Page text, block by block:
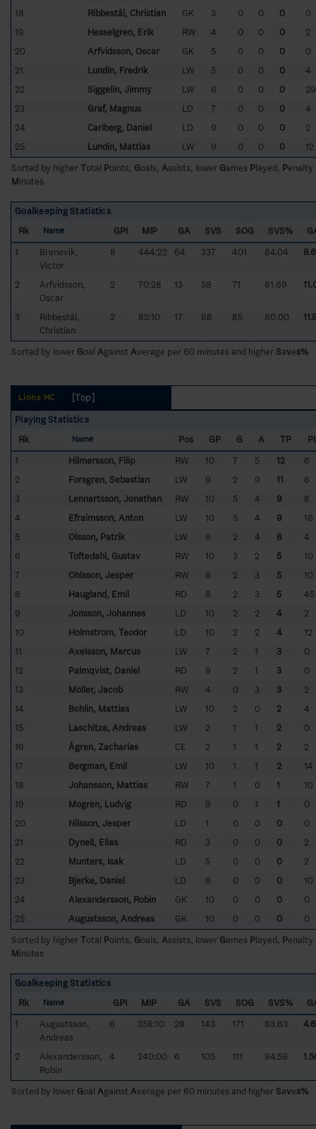
18
Ribbestål, Christian GK 3 0 0 0
0
19
Hesselgren, Erik RW 4 0 0 0
2
20
Arfvidsson, Oscar GK 5 0 0 0
0
21
Lundin, Fredrik LW 5 0 0 0
4
22
Siggelin, Jimmy LW 6 0 0 0
29
23
Graf, Magnus LD 7 0 0 0
4
24
Carlberg, Daniel LD 9 0 0 0
2
25
Lundin, Mattias LW 9 0 0 0
12
Sorted by higherTotal Points, Goals, Assists, lower Games Played, Penalty
Minutes
Goalkeeping Statistics
Rk
Name GPI MIP GA SVS SOG SVS%
1
Brenevik,
Victor
8 444:22 64 337 401 84.04
2
Arfvidsson,
Oscar
2 70:28 13 58 71 81.69
3
Ribbestål,
Christian
2 85:10 17 68 85 80.00
Sorted by lower Goal Against Average per 60 minutes and higherSaves%
Lions HC
[Top]
Playing Statistics
Rk
Name Pos GP G A TP
1
Hilmersson, Filip RW 10 7 5 12
6
2
Forsgren, Sebastian LW 9 2 9 11
6
3
Lennartsson, Jonathan RW 10 5 4 9
8
4
Efraimsson, Anton LW 10 5 4 9
16
5
Olsson, Patrik LW 9 2 4 6
4
6
Toftedahl, Gustav RW 10 3 2 5
10
7
Ohlsson, Jesper RW 8 2 3 5
10
8
Haugland, Emil RD 8 2 3 5
45
9
Jonsson, Johannes LD 10 2 2 4
2
10
Holmström, Teodor LD 10 2 2 4
12
11
Axelsson, Marcus LW 7 2 1 3
0
12
Palmqvist, Daniel RD 9 2 1 3
0
13
Möller, Jacob RW 4 0 3 3
2
14
Bohlin, Mattias LW 10 2 0 2
4
15
Laschitza, Andreas LW 2 1 1 2
0
16
Ågren, Zacharias CE 2 1 1 2
2
17
Bergman, Emil LW 10 1 1 2
14
18
Johansson, Mattias RW 7 1 0 1
10
19
Mogren, Ludvig RD 9 0 1 1
0
20
Nilsson, Jesper LD 1 0 0 0
0
21
Dynell, Elias RD 3 0 0 0
2
22
Munters, Isak LD 5 0 0 0
2
23
Bjerke, Daniel LD 6 0 0 0
10
24
Alexandersson, Robin GK 10 0 0 0
0
25
Augustsson, Andreas GK 10 0 0 0
0
Sorted by higherTotal Points, Goals, Assists, lower Games Played, Penalty
Minutes
Goalkeeping Statistics
Rk
Name GPI MIP GA SVS SOG SVS%
1
Augustsson,
Andreas
6 358:10 28 143 171 83.63
2
Alexandersson,
Robin
4 240:00 6 105 111 94.59
Sorted by lower Goal Against Average per 60 minutes and higherSaves%